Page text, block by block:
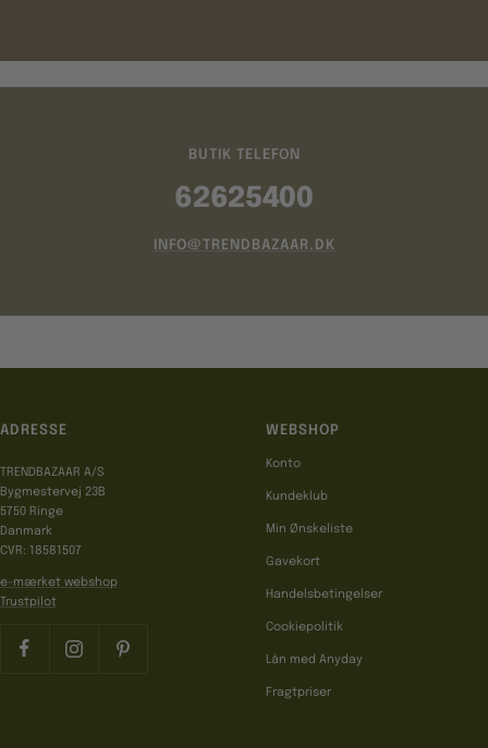
BUTIK TELEFON
62625400
INFO@TRENDBAZAAR.DK
ADRESSE
TRENDBAZAAR A/S
Bygmestervej 23B
5750 Ringe
Danmark
CVR: 18581507
e-mærket webshop
Trustpilot
WEBSHOP
Konto
Kundeklub
Min Ønskeliste
Gavekort
Handelsbetingelser
Cookiepolitik
Lån med Anyday
Fragtpriser